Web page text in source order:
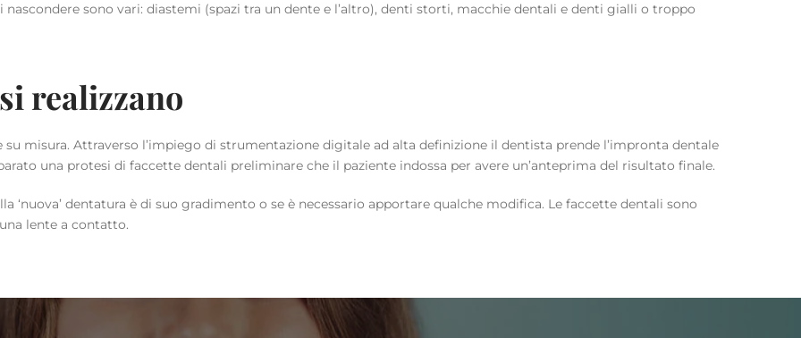
sono vari: diastemi (spazi tra un dente e l’altro), denti storti, macchie dentali e denti gialli o troppo
realizzano
misura. Attraverso l’impiego di strumentazione digitale ad alta definizione il dentista prende l’impronta dentale
una protesi di faccette dentali preliminare che il paziente indossa per avere un’anteprima del risultato finale.
‘nuova’ dentatura è di suo gradimento o se è necessario apportare qualche modifica. Le faccette dentali sono
lente a contatto.